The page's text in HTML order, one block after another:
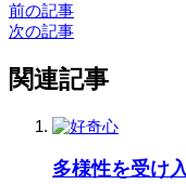
前の記事
次の記事
関連記事
多様性を受け